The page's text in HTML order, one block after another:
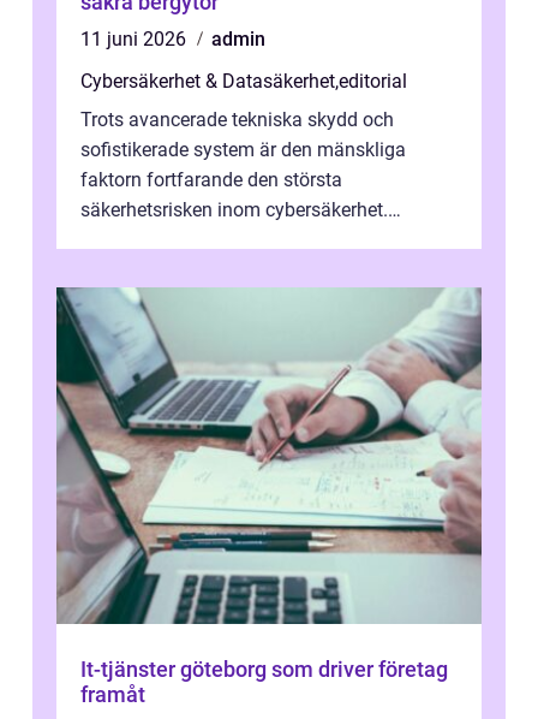
11 juni 2026
admin
Cybersäkerhet & Datasäkerhet,editorial
Trots avancerade tekniska skydd och
sofistikerade system är den mänskliga
faktorn fortfarande den största
säkerhetsrisken inom cybersäkerhet.
It-tjänster göteborg som driver företag
framåt